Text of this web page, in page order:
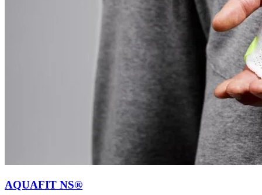
AQUAFIT NS®